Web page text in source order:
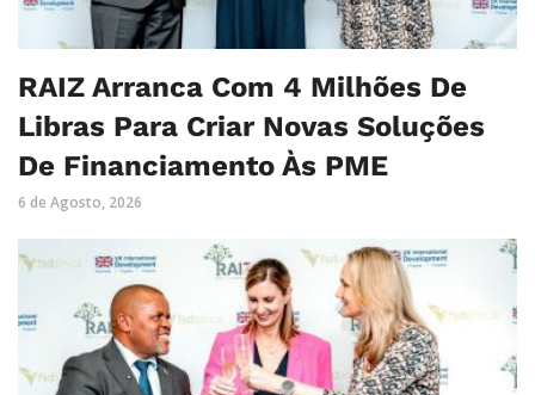
RAIZ Arranca Com 4 Milhões De
Libras Para Criar Novas Soluções
De Financiamento Às PME
6 de Agosto, 2026